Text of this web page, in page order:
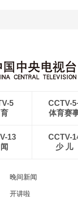
5
CCTV-
体育赛
13
CCTV-
少 儿
晚间新闻
开讲啦